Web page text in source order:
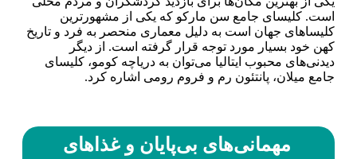
است. کلیسای جامع سن مارکو که یکی از مشهورترین
کلیسا‌های جهان است به دلیل معماری منحصر به فرد و تاریخ
کهن خود بسیار مورد توجه قرار گرفته است. از دیگر
دیدنی‌های محبوب ایتالیا می‌توان به دریاچه کومو، کلیسای
جامع میلان، پانتئون رم و فروم رومی اشاره کرد.
مهمانی‌های بی‌پایان و غذا‌های